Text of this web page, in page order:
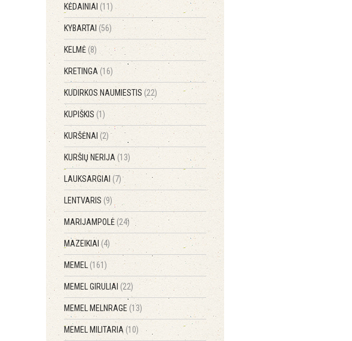
KĖDAINIAI (11)
KYBARTAI (56)
KELMĖ (8)
KRETINGA (16)
KUDIRKOS NAUMIESTIS (22)
KUPIŠKIS (1)
KURŠĖNAI (2)
KURŠIŲ NERIJA (13)
LAUKSARGIAI (7)
LENTVARIS (9)
MARIJAMPOLĖ (24)
MAZEIKIAI(4)
MEMEL (161)
MEMEL GIRULIAI (22)
MEMEL MELNRAGE (13)
MEMEL MILITARIA (10)